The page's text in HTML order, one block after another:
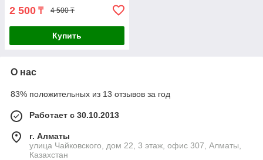
2 500 ₸ 4 500 ₸
Купить
О нас
83% положительных из 13 отзывов за год
Работает с 30.10.2013
г. Алматы
улица Чайковского, дом 22, 3 этаж, офис 307, Алматы,
Казахстан